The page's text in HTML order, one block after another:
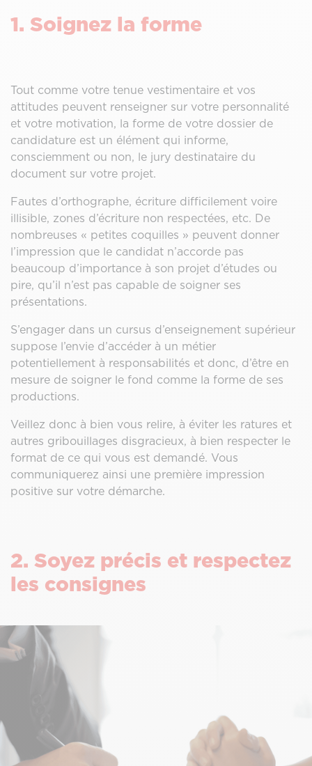
1. Soignez la forme
Tout comme votre tenue vestimentaire et vos
attitudes peuvent renseigner sur votre personnalité
et votre motivation, la forme de votre dossier de
candidature est un élément qui informe,
consciemment ou non, le jury destinataire du
document sur votre projet.
Fautes d’orthographe, écriture difficilement voire
illisible, zones d’écriture non respectées, etc. De
nombreuses « petites coquilles » peuvent donner
l’impression que le candidat n’accorde pas
beaucoup d’importance à son projet d’études ou
pire, qu’il n’est pas capable de soigner ses
présentations.
S’engager dans un cursus d’enseignement supérieur
suppose l’envie d’accéder à un métier
potentiellement à responsabilités et donc, d’être en
mesure de soigner le fond comme la forme de ses
productions.
Veillez donc à bien vous relire, à éviter les ratures et
autres gribouillages disgracieux, à bien respecter le
format de ce qui vous est demandé. Vous
communiquerez ainsi une première impression
positive sur votre démarche.
2. Soyez précis et respectez
les consignes